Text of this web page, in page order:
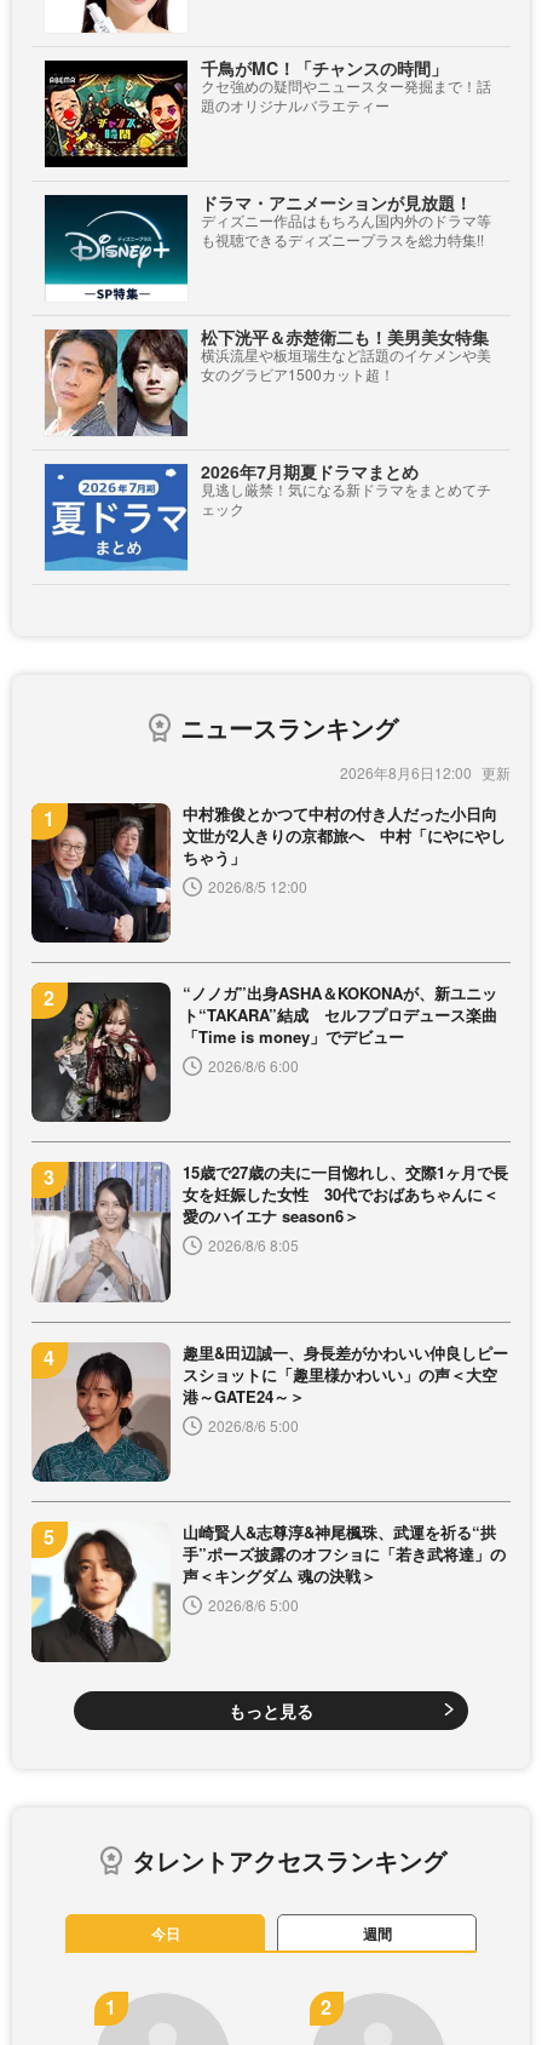
千鳥がMC！「チャンスの時間」
クセ強めの疑問やニュースター発掘まで！話
題のオリジナルバラエティー
ドラマ・アニメーションが見放題！
ディズニー作品はもちろん国内外のドラマ等
も視聴できるディズニープラスを総力特集!!
松下洸平＆赤楚衛二も！美男美女特集
横浜流星や板垣瑞生など話題のイケメンや美
女のグラビア1500カット超！
2026年7月期夏ドラマまとめ
見逃し厳禁！気になる新ドラマをまとめてチ
ェック
ニュースランキング
2026年8月6日12:00
中村雅俊とかつて中村の付き人だった小日向
文世が2人きりの京都旅へ 中村「にやにやし
ちゃう」
2026/8/5 12:00
“ノノガ”出身ASHA＆KOKONAが、新ユニッ
ト“TAKARA”結成 セルフプロデュース楽曲
「Time is money」でデビュー
2026/8/6 6:00
15歳で27歳の夫に一目惚れし、交際1ヶ月で長
女を妊娠した女性 30代でおばあちゃんに＜
愛のハイエナ season6＞
2026/8/6 8:05
趣里&田辺誠一、身長差がかわいい仲良しピー
スショットに「趣里様かわいい」の声＜大空
港～GATE24～＞
2026/8/6 5:00
山崎賢人&志尊淳&神尾楓珠、武運を祈る“拱
手”ポーズ披露のオフショに「若き武将達」の
声＜キングダム 魂の決戦＞
2026/8/6 5:00
もっと見る
タレントアクセスランキング
今日 週間